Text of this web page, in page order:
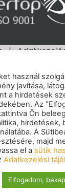
|
Szerzői
Magyaroszág
fenntartva
használ
javítása,
a hirdetések
Az
Ön
hirdetések,
A
majd
el a sütik
Adatkezelési
Elfogadom,